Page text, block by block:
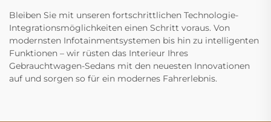
Bleiben Sie mit unseren fortschrittlichen Technologie-
Integrationsmöglichkeiten einen Schritt voraus. Von
modernsten Infotainmentsystemen bis hin zu intelligenten
Funktionen – wir rüsten das Interieur Ihres
Gebrauchtwagen-Sedans mit den neuesten Innovationen
auf und sorgen so für ein modernes Fahrerlebnis.